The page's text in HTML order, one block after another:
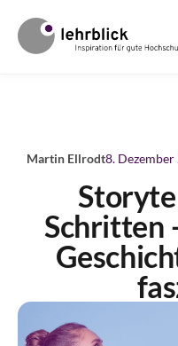
Martin Ellrodt8. Dezember
Schritten